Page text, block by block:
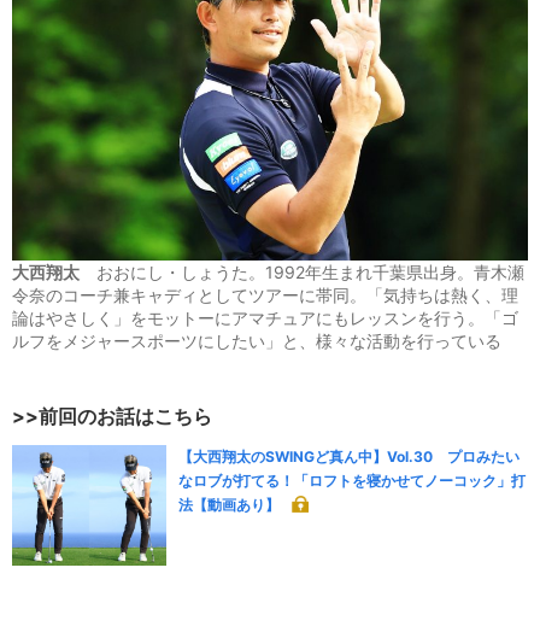
大西翔太 おおにし・しょうた。1992年生まれ千葉県出身。青木瀬
令奈のコーチ兼キャディとしてツアーに帯同。「気持ちは熱く、理
論はやさしく」をモットーにアマチュアにもレッスンを行う。「ゴ
ルフをメジャースポーツにしたい」と、様々な活動を行っている
>>前回のお話はこちら
【大西翔太のSWINGど真ん中】Vol.30 プロみたい
なロブが打てる！「ロフトを寝かせてノーコック」打
法【動画あり】